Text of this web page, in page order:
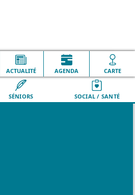
LOISIRS DÉMARCHES
SÉNIORS SOCIAL / SANTÉ
ACTUALITÉ AGENDA CARTE
L'unité Mobile du Caarud Oxygène